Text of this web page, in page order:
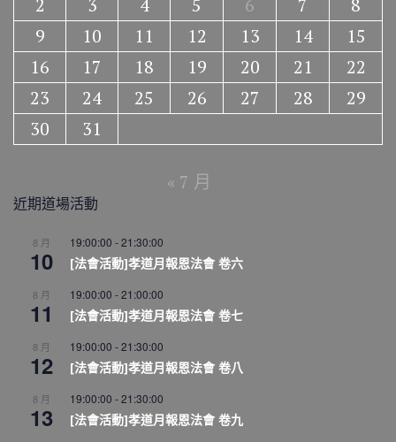
2
3 4 5 6 7
8
9
10 11 12 13 14
15
16
17 18 19 20 21
22
23
24 25 26 27 28
29
30
31
« 7 月
近期道場活動
8 月
10
19:00:00 -21:30:00
[法會活動]孝道月報恩法會 卷六
8 月
11
19:00:00 -21:00:00
[法會活動]孝道月報恩法會 卷七
8 月
12
19:00:00 -21:30:00
[法會活動]孝道月報恩法會 卷八
8 月
13
19:00:00 -21:30:00
[法會活動]孝道月報恩法會 卷九